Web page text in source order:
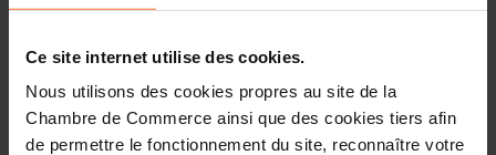
Ce site internet utilise des cookies.
Nous utilisons des cookies propres au site de la
Chambre de Commerce ainsi que des cookies tiers afin
de permettre le fonctionnement du site, reconnaître votre
Chapitre 3 : La Conservation des Documents liés à la
Gestion Administrative de l’Entreprise